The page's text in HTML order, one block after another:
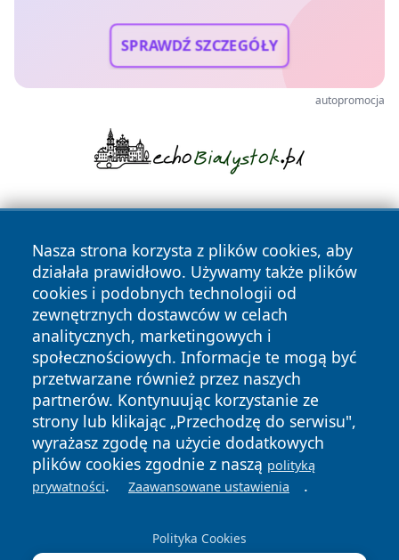
SPRAWDŹ SZCZEGÓŁY
autopromocja
Nasza strona korzysta z plików cookies, aby
działała prawidłowo. Używamy także plików
cookies i podobnych technologii od
zewnętrznych dostawców w celach
analitycznych, marketingowych i
społecznościowych. Informacje te mogą być
przetwarzane również przez naszych
partnerów. Kontynuując korzystanie ze
strony lub klikając „Przechodzę do serwisu",
wyrażasz zgodę na użycie dodatkowych
plików cookies zgodnie z naszą polityką
prywatności. Zaawansowane ustawienia .
Polityka Cookies
Copyright © 2026 faktywroclaw.pl Wszystkie prawa
zastrzeżone.
News Autorzy
Polityka
Prywatności
Polityka
Cookies